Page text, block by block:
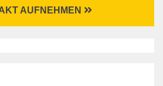
AUFNEHMEN